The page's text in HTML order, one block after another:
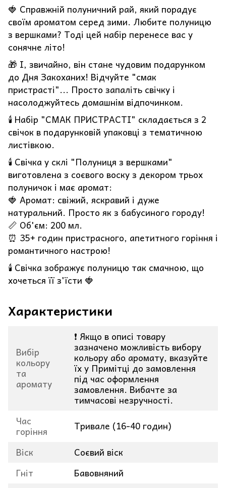
🍓 Справжній полуничний рай, який порадує
своїм ароматом серед зими. Любите полуницю
з вершками? Тоді цей набір перенесе вас у
сонячне літо!
🎁 І, звичайно, він стане чудовим подарунком
до Дня Закоханих! Відчуйте "смак
пристрасті"... Просто запаліть свічку і
насолоджуйтесь домашнім відпочинком.
🕯️ Набір "СМАК ПРИСТРАСТІ" складається з 2
свічок в подарунковій упаковці з тематичною
листівкою.
🕯️ Свічка у склі "Полуниця з вершками"
виготовлена з соєвого воску з декором трьох
полуничок і має аромат:
🍓 Аромат: свіжий, яскравий і дуже
натуральний. Просто як з бабусиного городу!
📏 Об'єм: 200 мл.
⏰ 35+ годин пристрасного, апетитного горіння і
романтичного настрою!
🕯️ Свічка зображує полуницю так смачною, що
хочеться її з'їсти 🍓
Характеристики
Вибір
кольору
та
аромату
❗ Якщо в описі товару
зазначено можливість вибору
кольору або аромату, вказуйте
їх у Примітці до замовлення
під час оформлення
замовлення. Вибачте за
тимчасові незручності.
Час
горіння
Тривале (16-40 годин)
Віск
Соєвий віск
Гніт
Бавовняний